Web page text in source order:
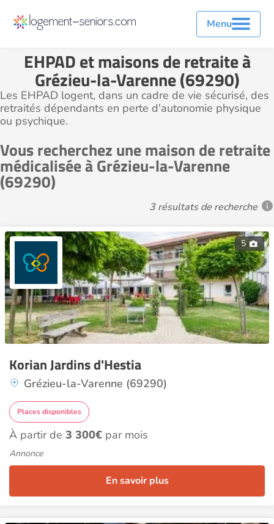
Menu
EHPAD et maisons de retraite à
Grézieu-la-Varenne (69290)
Les EHPAD logent, dans un cadre de vie sécurisé, des
retraités dépendants en perte d'autonomie physique
ou psychique.
Vous recherchez une maison de retraite
médicalisée à Grézieu-la-Varenne
(69290)
3 résultats de recherche
5
Korian Jardins d'Hestia
Grézieu-la-Varenne (69290)
Places disponibles
À partir de 3 300€ par mois
Annonce
En savoir plus